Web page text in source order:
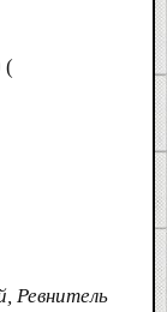
(
Ревнитель